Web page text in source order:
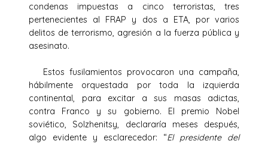
condenas impuestas a cinco terroristas, tres
pertenecientes al FRAP y dos a ETA, por varios
delitos de terrorismo, agresión a la fuerza pública y
asesinato.
Estos fusilamientos provocaron una campaña,
hábilmente orquestada por toda la izquierda
continental, para excitar a sus masas adictas,
contra Franco y su gobierno. El premio Nobel
soviético, Solzhenitsy, declararía meses después,
algo evidente y esclarecedor: “El presidente del